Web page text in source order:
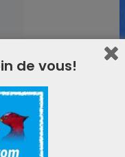
de vous!